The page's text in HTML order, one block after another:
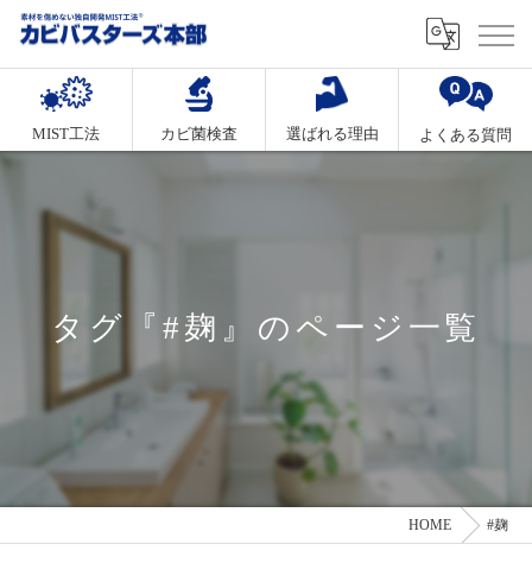
MIST工法 カビ菌検査 選ばれる理由 よくある質問
タグ『#麹』のページ一覧
HOME #麹